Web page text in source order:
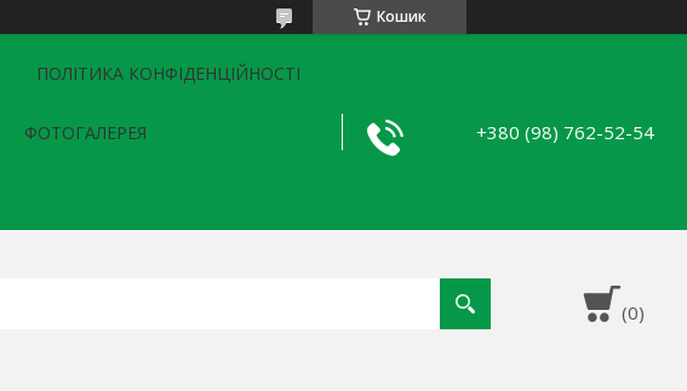
Кошик
ПОЛІТИКА КОНФІДЕНЦІЙНОСТІ
ФОТОГАЛЕРЕЯ +380 (98) 762-52-54